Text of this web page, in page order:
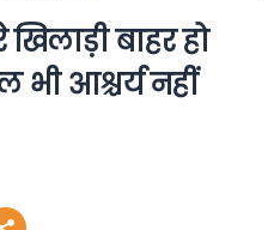
बाहर हो
आश्चर्य नहीं